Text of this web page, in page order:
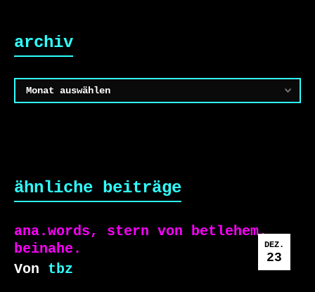
archiv
Archiv
ähnliche beiträge
DEZ.
23
ana.words, stern von betlehem.
beinahe.
Von tbz